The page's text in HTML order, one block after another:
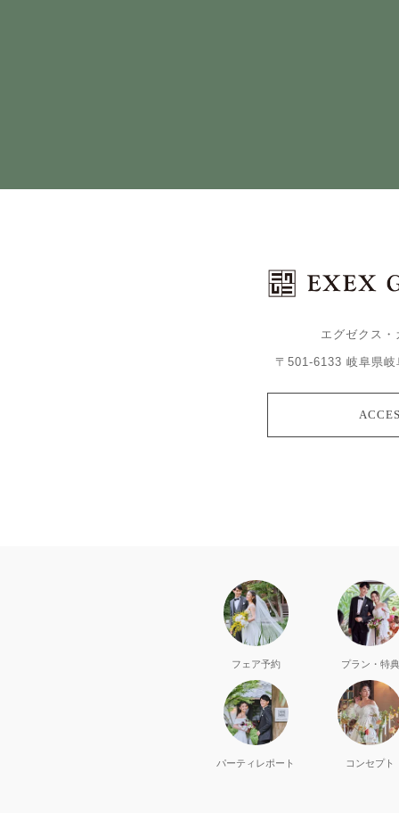
エグゼクス
〒501-6133 岐阜県
フェア予約 プラン・特典
パーティ レポート コンセプト